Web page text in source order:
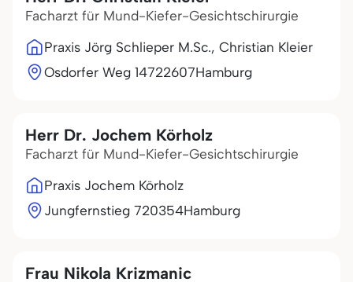
Facharzt für Mund-Kiefer-Gesichtschirurgie
Praxis Jörg Schlieper M.Sc., Christian Kleier
Osdorfer Weg 14722607Hamburg
Herr Dr. Jochem Körholz
Facharzt für Mund-Kiefer-Gesichtschirurgie
Praxis Jochem Körholz
Jungfernstieg 720354Hamburg
Frau Nikola Krizmanic